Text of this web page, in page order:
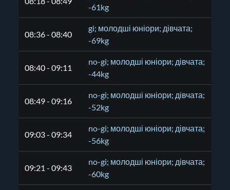
-61kg
08:36 - 08:40
gi; молодші юніори; дівчата;
-69kg
08:40 - 09:11
no-gi; молодші юніори; дівчата;
-44kg
08:49 - 09:16
no-gi; молодші юніори; дівчата;
-52kg
09:03 - 09:34
no-gi; молодші юніори; дівчата;
-56kg
09:21 - 09:43
no-gi; молодші юніори; дівчата;
-60kg